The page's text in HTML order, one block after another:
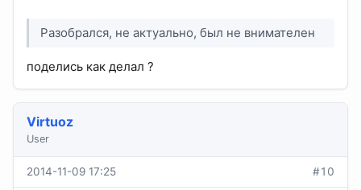
Разобрался, не актуально, был не внимателен
поделись как делал ?
Virtuoz
User
2014-11-09 17:25 #10